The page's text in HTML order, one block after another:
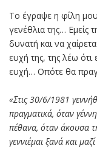
Το έγραψε η φίλη
γενέθλια της… Εμείς
δυνατή και να
ευχή της, της λέω
ευχή… Οπότε θα
«Στις 30/6/1981
πραγματικά, όταν
πέθανα, όταν άκουσα
γεννιέμαι ξανά και